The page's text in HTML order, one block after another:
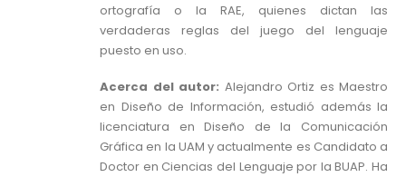
ortografía o la RAE, quienes dictan las
verdaderas reglas del juego del lenguaje
puesto en uso.
Acerca del autor: Alejandro Ortiz es Maestro
en Diseño de Información, estudió además la
licenciatura en Diseño de la Comunicación
Gráfica en la UAM y actualmente es Candidato a
Doctor en Ciencias del Lenguaje por la BUAP. Ha